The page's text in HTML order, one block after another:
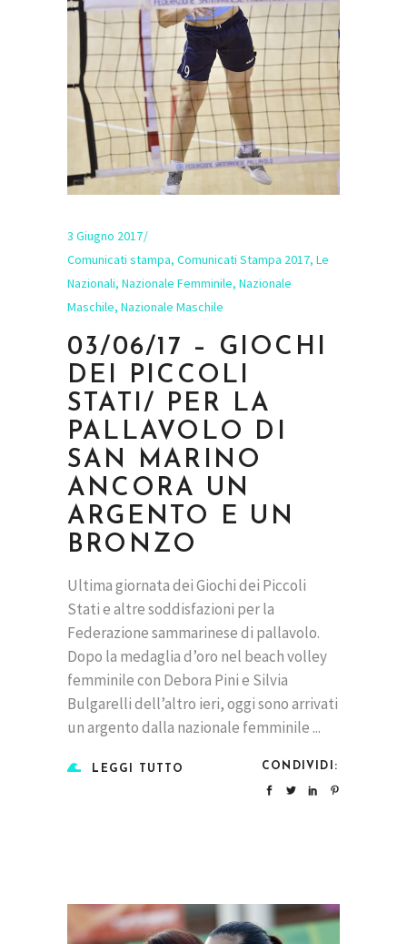
3 Giugno 2017
Comunicati stampa, Comunicati Stampa 2017, Le
Nazionali, Nazionale Femminile, Nazionale
Maschile, Nazionale Maschile
03/06/17 – GIOCHI
DEI PICCOLI
STATI/ PER LA
PALLAVOLO DI
SAN MARINO
ANCORA UN
ARGENTO E UN
BRONZO
Ultima giornata dei Giochi dei Piccoli
Stati e altre soddisfazioni per la
Federazione sammarinese di pallavolo.
Dopo la medaglia d’oro nel beach volley
femminile con Debora Pini e Silvia
Bulgarelli dell’altro ieri, oggi sono arrivati
un argento dalla nazionale femminile
LEGGI TUTTO CONDIVIDI: